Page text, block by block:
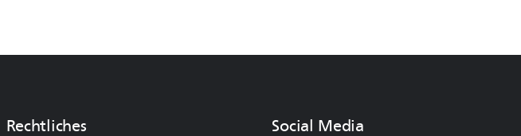
Rechtliches Social Media